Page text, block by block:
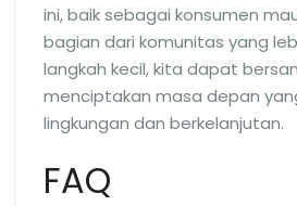
ini, baik sebagai konsumen
bagian dari komunitas yang
langkah kecil, kita dapat
menciptakan masa depan
lingkungan dan berkelanjutan.
FAQ